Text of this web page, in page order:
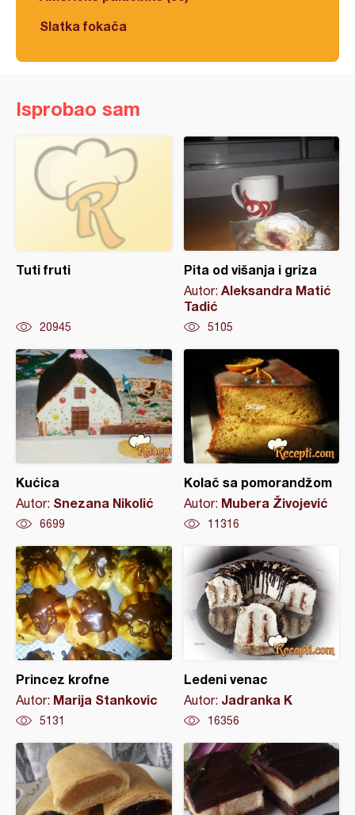
Slatka fokača
Isprobao sam
Tuti fruti
20945
Pita od višanja i griza
Autor: Aleksandra Matić
Tadić
5105
Kućica
Autor: Snezana Nikolić
6699
Kolač sa pomorandžom
Autor: Mubera Živojević
11316
Princez krofne
Autor: Marija Stankovic
5131
Ledeni venac
Autor: Jadranka K
16356